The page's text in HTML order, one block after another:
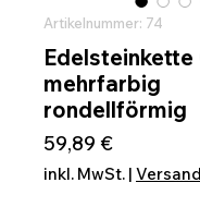
Artikelnummer: 74
Edelsteinkette
mehrfarbig
rondellförmig
59,89 €Preis
inkl. MwSt. | Versand